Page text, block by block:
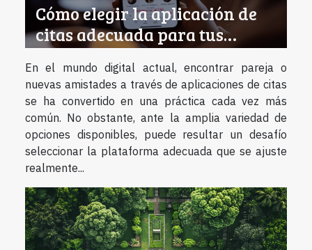
Cómo elegir la aplicación de
citas adecuada para tus
necesidades
En el mundo digital actual, encontrar pareja o
nuevas amistades a través de aplicaciones de citas
se ha convertido en una práctica cada vez más
común. No obstante, ante la amplia variedad de
opciones disponibles, puede resultar un desafío
seleccionar la plataforma adecuada que se ajuste
realmente...